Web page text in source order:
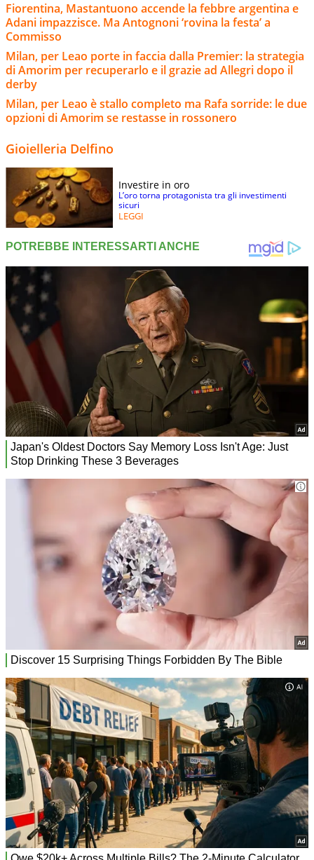
Fiorentina, Mastantuono accende la febbre argentina e
Adani impazzisce. Ma Antognoni ‘rovina la festa’ a
Commisso
Milan, per Leao porte in faccia dalla Premier: la strategia
di Amorim per recuperarlo e il grazie ad Allegri dopo il
derby
Milan, per Leao è stallo completo ma Rafa sorride: le due
opzioni di Amorim se restasse in rossonero
Gioielleria Delfino
Investire in oro
L’oro torna protagonista tra gli investimenti
sicuri
LEGGI